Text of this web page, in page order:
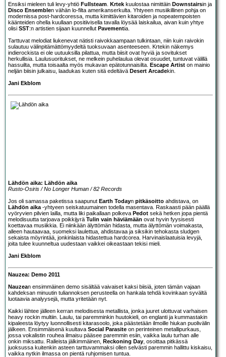
Ensiksi mieleen tuli levy-yhtiö Fullsteam Krtek kuulostaa nimittäin Downstairsin ja
Disco Ensemblen vähän lo-filta amerikanserkulta. Yhtyeen musiikillinen pohja on
modernissa post-hardcoressa, mutta kimittävien kitaroiden ja nopeatempoisten
käänteiden ohella kuullaan positiivisella tavalla löysää laiskailua, aivan kuin yhtye
olisi SST:n artistien sijaan kuunnellut Pavementia.
Tarttuvat melodiat liukenevat nätisti raivokkaampaan tulkintaan, niin kuin raivokin
sulautuu välinpitämättömyydeltä tuoksuvaan asenteeseen. Krtekin näkemys
indierockista ei ole uutuuksilla pilattua, mutta biisit ovat hyviä ja sovitukset
herkullisia. Laulusuoritukset, ne melkein puhelaulua olevat osuudet, tuntuvat välillä
hassuilta, mutta toisaalta myös mukavan epätotunnaisilta. Escape Artist on mainio
neljän biisin julkaisu, laadukas kuten sitä edeltävä Desert Arcadekin.
Jani Ekblom
Lähdön aika: Lähdön aika
Rusto-Osiris / No Longer Human / 82 Records
Jos oli samassa paketissa saapunut Earth Todayn pitkäsoitto ahdistava, on
Lähdön aika -yhtyeen seiskatuumainen todella masentava. Raskaasti pään päällä
vyöryvien pilvien lailla, mutta liki paikallaan polkeva Pedot sekä hetken jopa pientä
melodisuutta tarjoava poikkijyrä Tulin vain häviämään ovat hyvin fyysisesti
koettavaa musiikkia. Ei niinkään älyttömän hidasta, mutta älyttömän voimakasta,
alleen hautaavaa, suomeksi laulettua, ahdistavaa ja siksikin tehokasta sludgen
sekaista möyrintää, jonkinlaista hidastettua hardcorea. Harvinaislaatuisia levyjä,
joita tulee kuunneltua uudestaan vaikkei oikeastaan tekisi mieli.
Jani Ekblom
Nauzea: Demo 2011
Nauzean ensimmäinen demo sisältää vaivaiset kaksi biisiä, joten tämän vajaan
kahdeksan minuutin tuliannoksen perusteella on hankala tehdä kovinkaan syvältä
luotaavia analyysejä, mutta yritetään nyt.
Kaikki lähtee jälleen kerran melodisesta metallista, jonka juuret ulottuvat varhaisen
heavy rockin multiin. Laulu, tai paremminkin huutokieli, on englanti ja kummastakin
kipaleesta löytyy luonnollisesti kitarasoolo, joka päästetään ilmoille hiukan puolivälin
jälkeen. Ensimmäisenä kuultava Social Parasite on perinteinen metallipurkaus,
jossa vokalistin rouhea ilmaisu pääsee paremmin esiin, vaikka laulu turhan alle
onkin miksattu. Ralleista jälkimmäinen, Reckoning Day , osoittaa pitkässä
juoksussa kuitenkin asteen tarttuvammaksi ollen selvästi paremmin hallittu kiskaisu,
vaikka nytkin ilmassa on pientä ruhjomisen tuntua.